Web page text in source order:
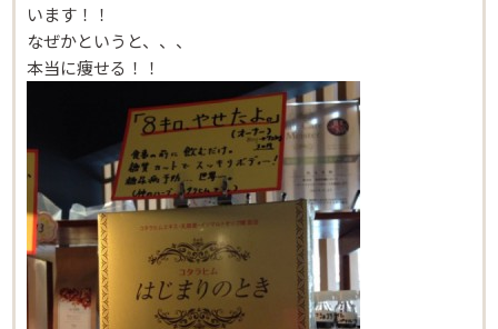
います！！
なぜかというと、、、
本当に痩せる！！